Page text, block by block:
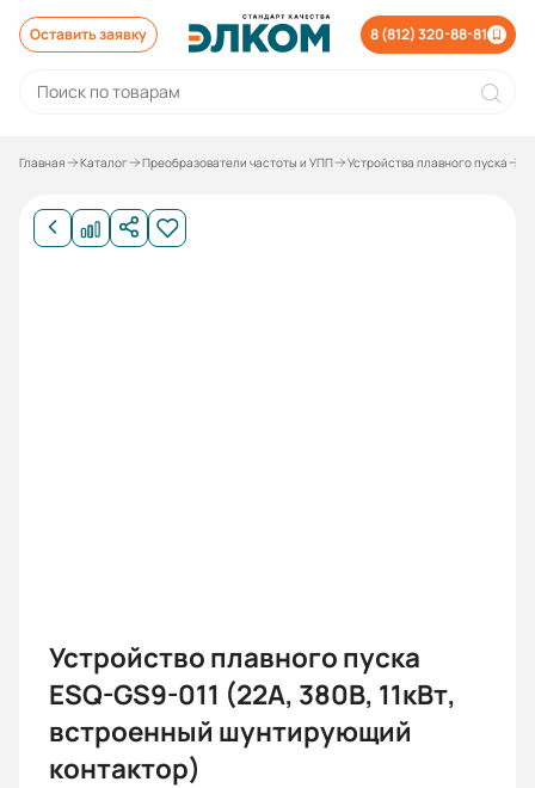
Оставить заявку 8 (812) 320-88-81
Главная Каталог Преобразователи частоты и УПП Устройства плавного пуска
Устройство плавного пуска
ESQ-GS9-011 (22А, 380В, 11кВт,
встроенный шунтирующий
контактор)